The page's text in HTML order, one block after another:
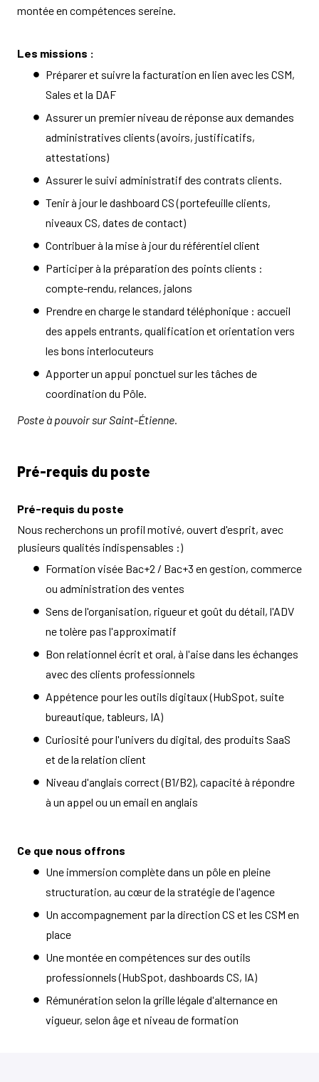
montée en compétences sereine.
Les missions :
Préparer et suivre la facturation en lien avec les CSM,
Sales et la DAF
Assurer un premier niveau de réponse aux demandes
administratives clients (avoirs, justificatifs,
attestations)
Assurer le suivi administratif des contrats clients.
Tenir à jour le dashboard CS (portefeuille clients,
niveaux CS, dates de contact)
Contribuer à la mise à jour du référentiel client
Participer à la préparation des points clients :
compte-rendu, relances, jalons
Prendre en charge le standard téléphonique : accueil
des appels entrants, qualification et orientation vers
les bons interlocuteurs
Apporter un appui ponctuel sur les tâches de
coordination du Pôle.
Poste à pouvoir sur Saint-Étienne.
Pré-requis du poste
Pré-requis du poste
Nous recherchons un profil motivé, ouvert d'esprit, avec
plusieurs qualités indispensables :)
Formation visée Bac+2 / Bac+3 en gestion, commerce
ou administration des ventes
Sens de l'organisation, rigueur et goût du détail, l'ADV
ne tolère pas l'approximatif
Bon relationnel écrit et oral, à l'aise dans les échanges
avec des clients professionnels
Appétence pour les outils digitaux (HubSpot, suite
bureautique, tableurs, IA)
Curiosité pour l'univers du digital, des produits SaaS
et de la relation client
Niveau d'anglais correct (B1/B2), capacité à répondre
à un appel ou un email en anglais
Ce que nous offrons
Une immersion complète dans un pôle en pleine
structuration, au cœur de la stratégie de l'agence
Un accompagnement par la direction CS et les CSM en
place
Une montée en compétences sur des outils
professionnels (HubSpot, dashboards CS, IA)
Rémunération selon la grille légale d'alternance en
vigueur, selon âge et niveau de formation